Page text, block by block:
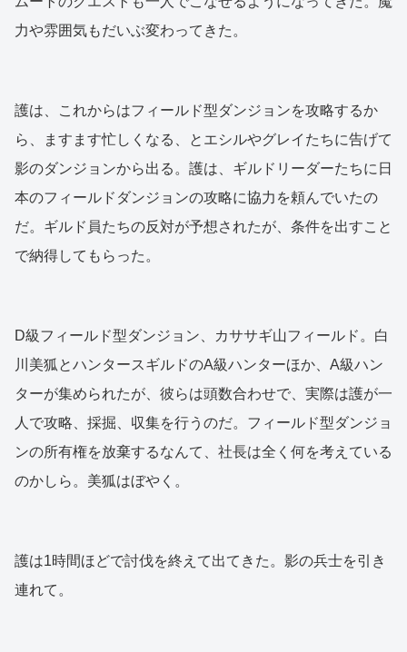
力や雰囲気もだいぶ変わってきた。
護は、これからはフィールド型ダンジョンを攻略するか
ら、ますます忙しくなる、とエシルやグレイたちに告げて
影のダンジョンから出る。護は、ギルドリーダーたちに日
本のフィールドダンジョンの攻略に協力を頼んでいたの
だ。ギルド員たちの反対が予想されたが、条件を出すこと
で納得してもらった。
D級フィールド型ダンジョン、カササギ山フィールド。白
川美狐とハンタースギルドのA級ハンターほか、A級ハン
ターが集められたが、彼らは頭数合わせで、実際は護が一
人で攻略、採掘、収集を行うのだ。フィールド型ダンジョ
ンの所有権を放棄するなんて、社長は全く何を考えている
のかしら。美狐はぼやく。
護は1時間ほどで討伐を終えて出てきた。影の兵士を引き
連れて。